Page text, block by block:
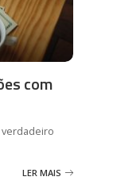
com
LER MAIS